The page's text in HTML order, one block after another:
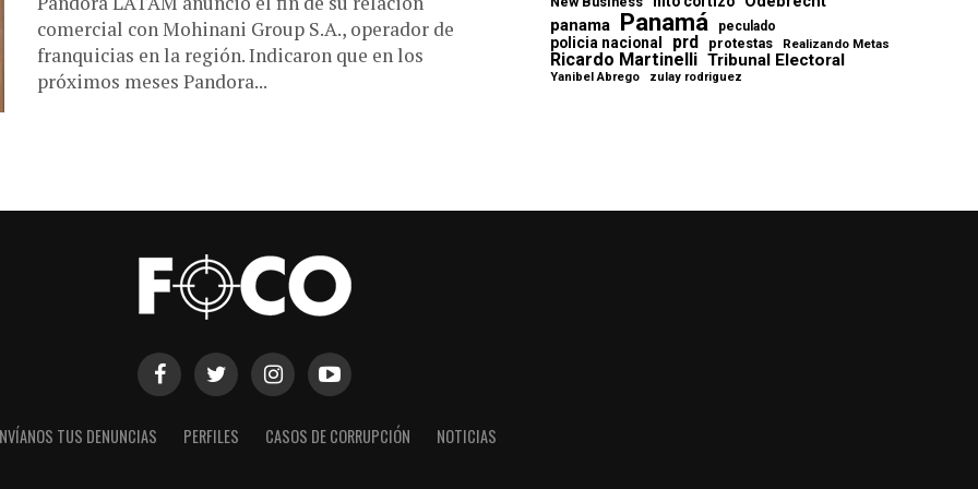
comercial con Mohinani Group S.A., operador de
franquicias en la región. Indicaron que en los
próximos meses Pandora...
panama Panamá peculado
policia nacional prd protestas Realizando Metas
Ricardo Martinelli Tribunal Electoral
Yanibel Abrego zulay rodriguez
TUS DENUNCIAS PERFILES CASOS DE CORRUPCIÓN NOTICIAS